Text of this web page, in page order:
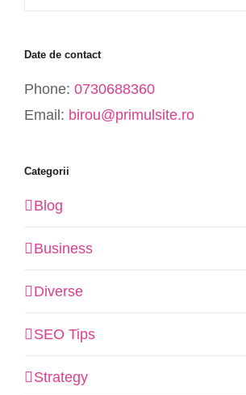
Date de contact
Phone: 0730688360
Email: birou@primulsite.ro
Categorii
Blog
Business
Diverse
SEO Tips
Strategy